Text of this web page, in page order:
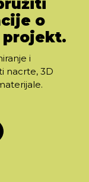
o
projekt.
i
nacrte, 3D